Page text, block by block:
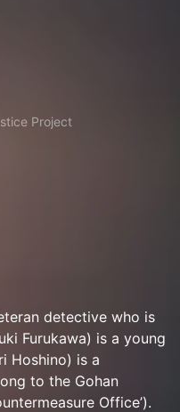
Project
detective who is
Furukawa) is a young
Hoshino) is a
to the Gohan
Office’).